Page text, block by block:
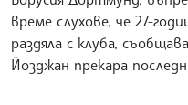
време слухове, че 27-
раздяла с клуба,
Йозджан прекара